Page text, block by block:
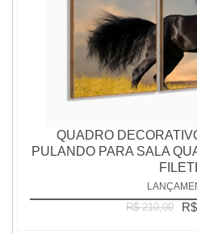
QUADRO
PULANDO PARA SALA
R$ 210,00